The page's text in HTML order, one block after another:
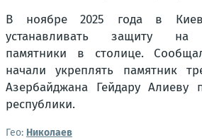
В ноябре 2025 года в
устанавливать защиту на
памятники в столице.
начали укреплять памятник
Азербайджана Гейдару Алиеву
республики.
Гео: Николаев